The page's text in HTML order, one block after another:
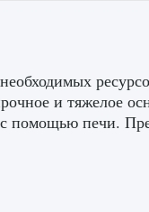
и тяжелое
помощью печи.